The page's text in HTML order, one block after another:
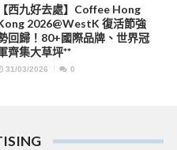
【西九好去處】Coffee Hong
2026@WestK 復活節強
回歸！80+國際品牌、世界冠
齊集大草坪**
31/03/2026 0